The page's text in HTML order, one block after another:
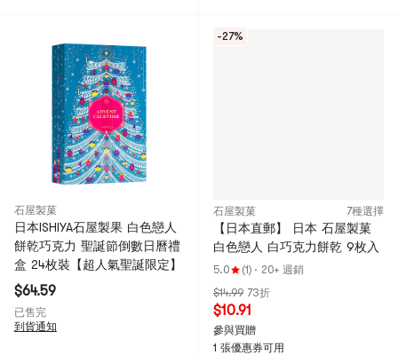
石屋製菓
日本ISHIYA石屋製果 白色戀人
餅乾巧克力 聖誕節倒數日曆禮
盒 24枚裝【超人氣聖誕限定】
$64.59
已售完
到貨通知
-27%
石屋製菓 7種選擇
【日本直郵】 日本 石屋製菓
白色戀人 白巧克力餅乾 9枚入
5.0 (1) · 20+ 週銷
$14.99 73折
$10.91
參與買贈
1 張優惠券可用